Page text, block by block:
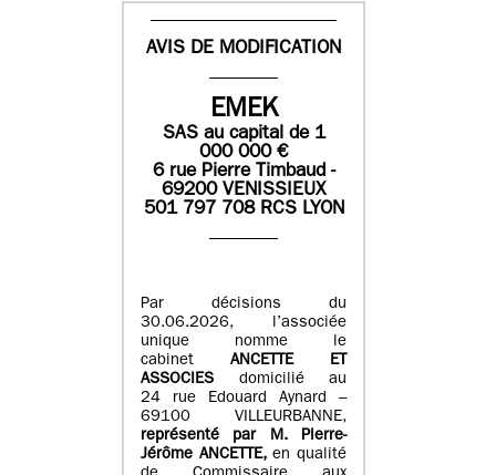
AVIS DE MODIFICATION
EMEK
SASau capital de 1
000 000€
6 rue Pierre Timbaud -
69200 VENISSIEUX
501 797 708 RCS LYON
Par décisions du
30.06.2026, l’associée
unique nomme le
cabinet ANCETTE ET
ASSOCIES
domicilié au
24 rue Edouard Aynard –
69100 VILLEURBANNE,
représenté par M.Pierre-
Jérôme ANCETTE, en qualité